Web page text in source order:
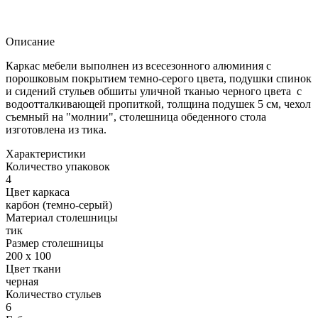
Описание
Каркас мебели выполнен из всесезонного алюминия с
порошковым покрытием темно-серого цвета, подушки спинок
и сидений стульев обшиты уличной тканью черного цвета с
водоотталкивающей пропиткой, толщина подушек 5 см, чехол
съемный на "молнии", столешница обеденного стола
изготовлена из тика.
Характеристики
Количество упаковок
4
Цвет каркаса
карбон (темно-серый)
Материал столешницы
тик
Размер столешницы
200 x 100
Цвет ткани
черная
Количество стульев
6